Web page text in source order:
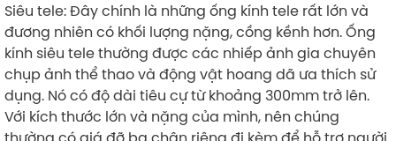
Siêu tele: Đây chính là những ống kính tele rất lớn và
đương nhiên có khối lượng nặng, cồng kềnh hơn. Ống
kính siêu tele thường được các nhiếp ảnh gia chuyên
chụp ảnh thể thao và động vật hoang dã ưa thích sử
dụng. Nó có độ dài tiêu cự từ khoảng 300mm trở lên.
Với kích thước lớn và nặng của mình, nên chúng